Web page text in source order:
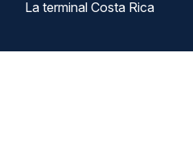
La terminal Costa Rica